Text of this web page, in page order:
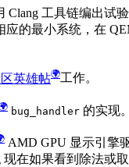
Clang 工具链编出试
应的最小系统，在
英雄帖 工作。
bug_handler 的实现。
AMD GPU 显示引擎
现在如果看到除法或